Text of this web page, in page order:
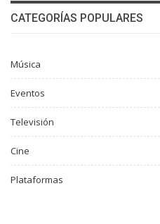
CATEGORÍAS POPULARES
Música
Eventos
Televisión
Cine
Plataformas